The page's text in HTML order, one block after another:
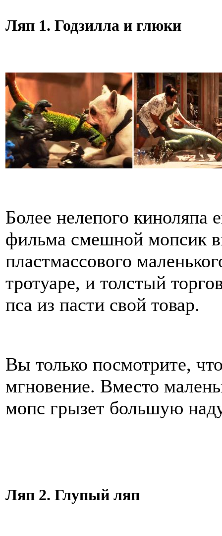
Ляп 1. Годзилла и глюки
Более нелепого киноляпа
фильма смешной мопсик
пластмассового
тротуаре, и толстый
пса из пасти свой товар.
Вы только посмотрите,
мгновение. Вместо
мопс грызет большую
Ляп 2. Глупый ляп